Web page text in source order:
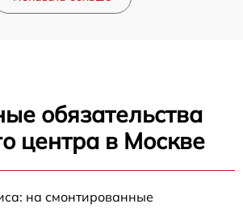
обязательства
центра в Москве
на смонтированные